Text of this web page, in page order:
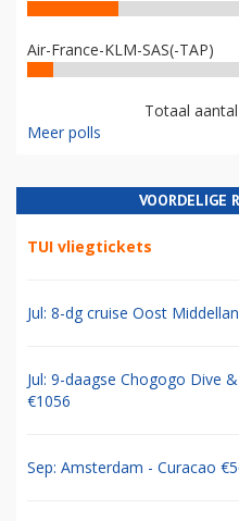
Air-France-KLM-SAS(-TAP)
Totaal
Meer polls
VOORDELIGE
TUI vliegtickets
Jul: 8-dg cruise Oost
Jul: 9-daagse Chogogo Dive
€1056
Sep: Amsterdam - Curacao